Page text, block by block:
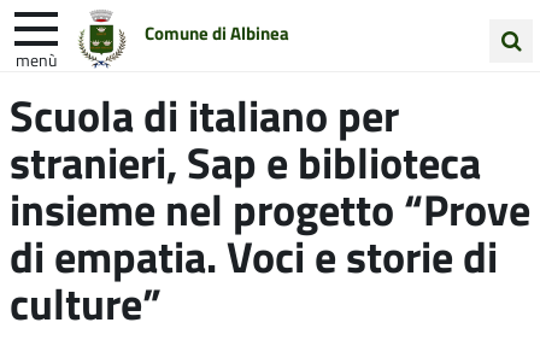
Comune di Albinea
menù
nel
sito
Entra in Comune
Unione Colline Matildiche
Scuola di italiano per
stranieri, Sap e biblioteca
insieme nel progetto “Prove
di empatia. Voci e storie di
culture”